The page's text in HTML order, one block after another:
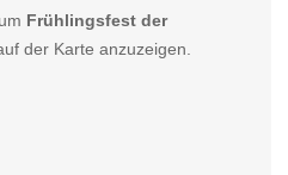
Frühlingsfest der
der Karte anzuzeigen.